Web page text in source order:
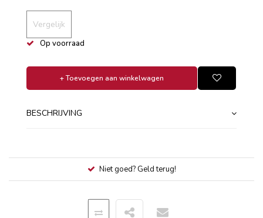
Vergelijk
Op voorraad
+ Toevoegen aan winkelwagen
BESCHRIJVING
Niet goed? Geld terug!